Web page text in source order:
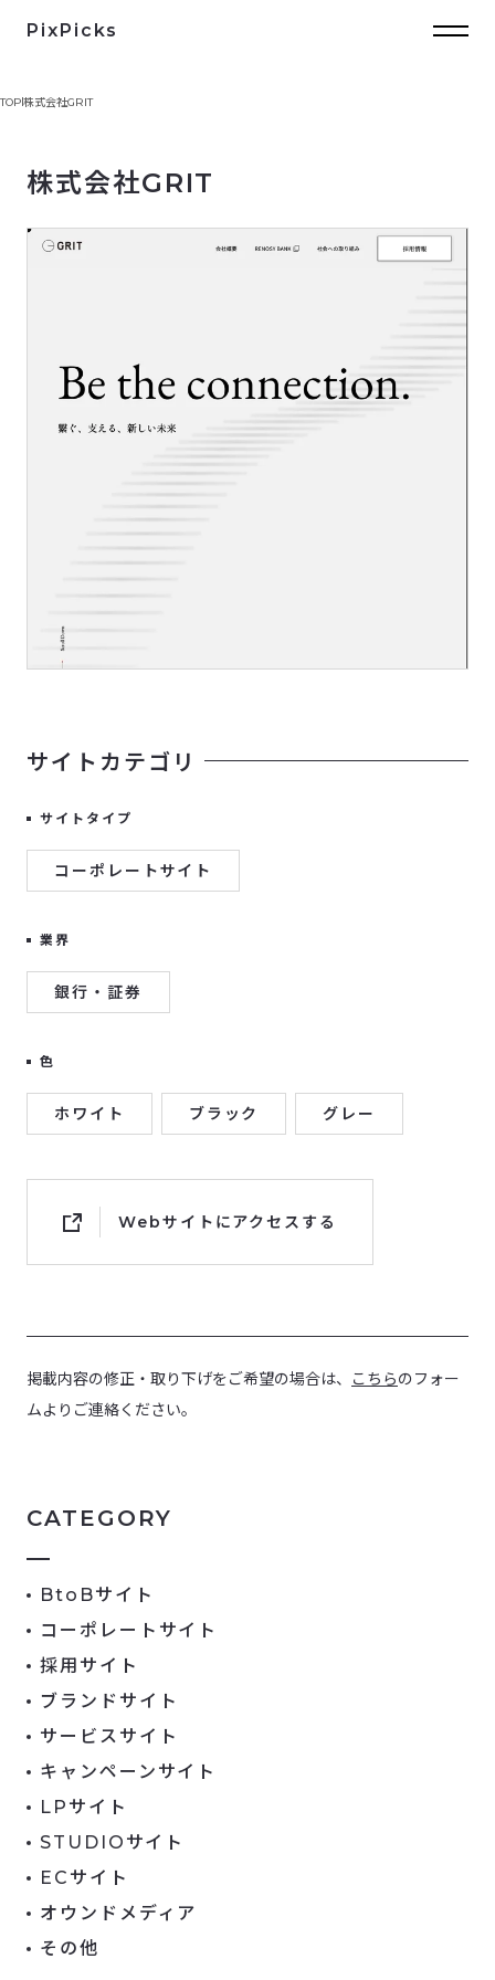
PixPicks
TOP株式会社GRIT
株式会社GRIT
サイトカテゴリ
サイトタイプ
コーポレートサイト
業界
銀行・証券
色
ホワイト ブラック グレー
Webサイトにアクセスする
掲載内容の修正・取り下げをご希望の場合は、 こちらのフォー
ムよりご連絡ください。
CATEGORY
BtoBサイト
コーポレートサイト
採用サイト
ブランドサイト
サービスサイト
キャンペーンサイト
LPサイト
STUDIOサイト
ECサイト
オウンドメディア
その他